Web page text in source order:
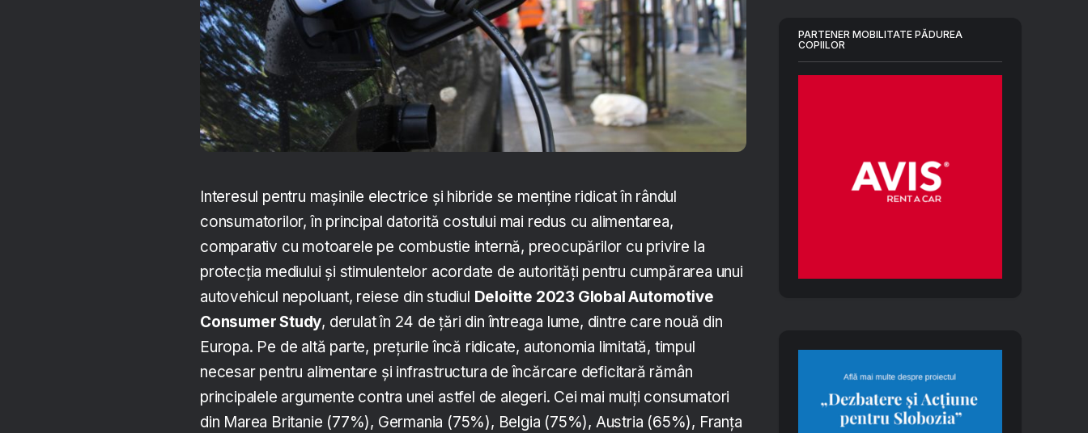
Interesul pentru mașinile electrice și hibride se menține ridicat în rândul
consumatorilor, în principal datorită costului mai redus cu alimentarea,
comparativ cu motoarele pe combustie internă, preocupărilor cu privire la
protecția mediului și stimulentelor acordate de autorități pentru cumpărarea unui
autovehicul nepoluant, reiese din studiul Deloitte 2023 Global Automotive
Consumer Study, derulat în 24 de țări din întreaga lume, dintre care nouă din
Europa. Pe de altă parte, prețurile încă ridicate, autonomia limitată, timpul
necesar pentru alimentare și infrastructura de încărcare deficitară rămân
principalele argumente contra unei astfel de alegeri. Cei mai mulți consumatori
din Marea Britanie (77%), Germania (75%), Belgia (75%), Austria (65%), Franța
PARTENER MOBILITATE PĂDUREA
COPIILOR